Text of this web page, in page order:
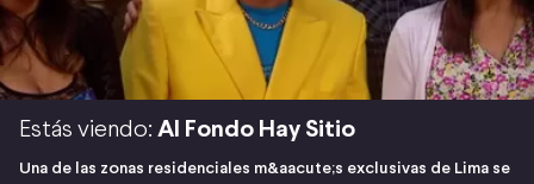
Estás viendo: Al Fondo Hay Sitio
Una de las zonas residenciales m&aacute;s exclusivas de Lima se